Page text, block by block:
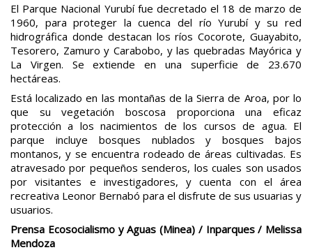
El Parque Nacional Yurubí fue decretado el 18 de marzo de
1960, para proteger la cuenca del río Yurubí y su red
hidrográfica donde destacan los ríos Cocorote, Guayabito,
Tesorero, Zamuro y Carabobo, y las quebradas Mayórica y
La Virgen. Se extiende en una superficie de 23.670
hectáreas.
Está localizado en las montañas de la Sierra de Aroa, por lo
que su vegetación boscosa proporciona una eficaz
protección a los nacimientos de los cursos de agua. El
parque incluye bosques nublados y bosques bajos
montanos, y se encuentra rodeado de áreas cultivadas. Es
atravesado por pequeños senderos, los cuales son usados
por visitantes e investigadores, y cuenta con el área
recreativa Leonor Bernabó para el disfrute de sus usuarias y
usuarios.
Prensa Ecosocialismo y Aguas (Minea) / Inparques / Melissa
Mendoza